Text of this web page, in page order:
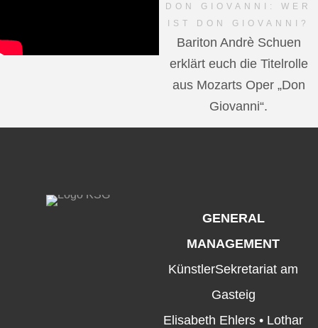
DON GIOVANNI: WER
IST DON GIOVANNI?
Bariton Andrè Schuen
erklärt euch die Titelrolle
aus Mozarts Oper „Don
Giovanni“.
GENERAL
MANAGEMENT
KünstlerSekretariat am
Gasteig
Elisabeth Ehlers • Lothar